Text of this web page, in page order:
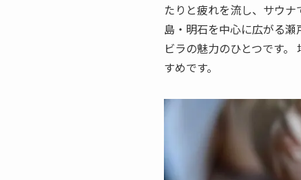
たりと疲れを流し、サウ
島・明石を中心に広がる
ビラの魅力のひとつです
すめです。